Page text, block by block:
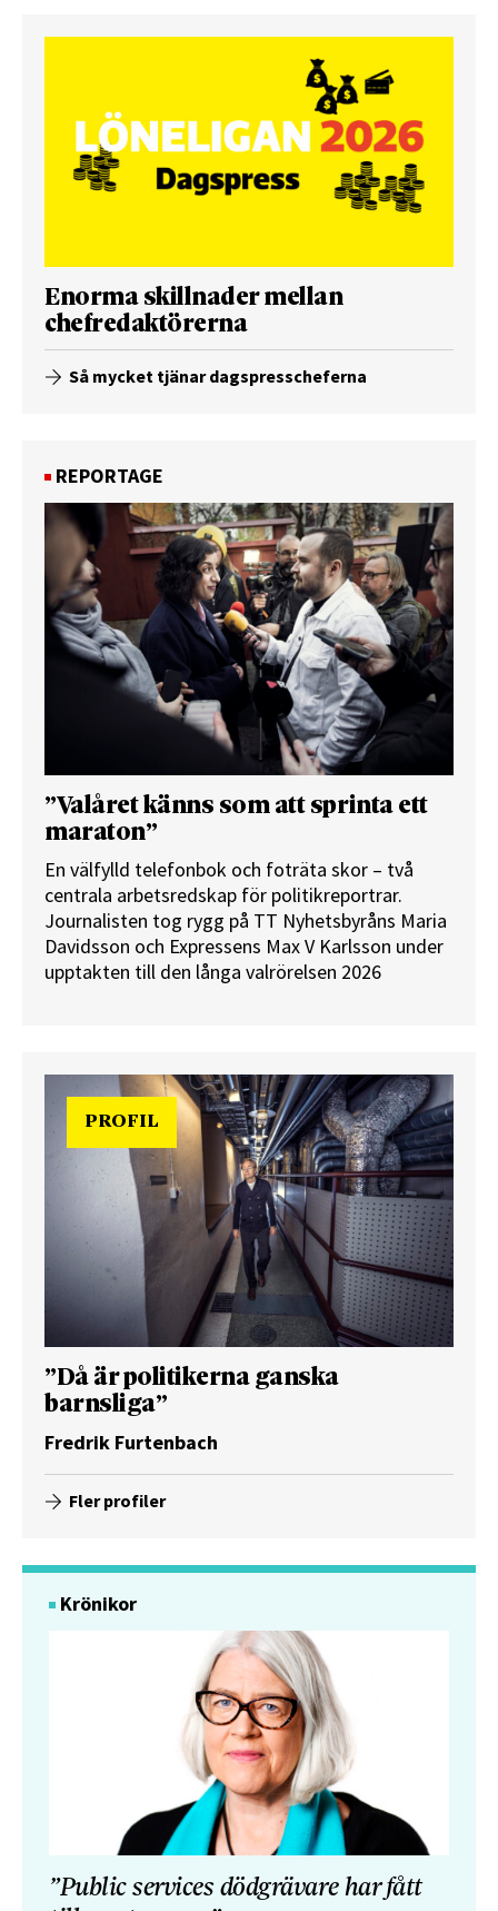
Enorma skillnader mellan
chefredaktörerna
Så mycket tjänar dagspresscheferna
REPORTAGE
”Valåret känns som att sprinta ett
maraton”
En välfylld telefonbok och foträta skor – två
centrala arbetsredskap för politikreportrar.
Journalisten tog rygg på TT Nyhetsbyråns Maria
Davidsson och Expressens Max V Karlsson under
upptakten till den långa valrörelsen 2026
PROFIL
”Då är politikerna ganska
barnsliga”
Fredrik Furtenbach
Fler profiler
Krönikor
”Public services dödgrävare har fått